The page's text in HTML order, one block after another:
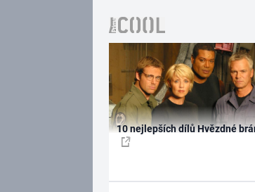
10 nejlepších dílů Hvězdné